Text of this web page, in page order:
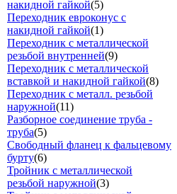
накидной гайкой(5)
Переходник евроконус с
накидной гайкой(1)
Переходник с металлической
резьбой внутренней(9)
Переходник с металлической
вставкой и накидной гайкой(8)
Переходник с металл. резьбой
наружной(11)
Разборное соединение труба -
труба(5)
Свободный фланец к фальцевому
бурту(6)
Тройник с металлической
резьбой наружной(3)